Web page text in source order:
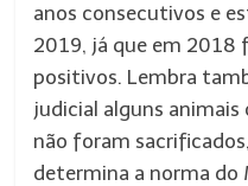
anos consecutivos e
2019, já que em 2018
positivos. Lembra
judicial alguns
não foram
determina a norma do